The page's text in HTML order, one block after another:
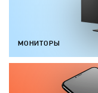
МОНИТОРЫ